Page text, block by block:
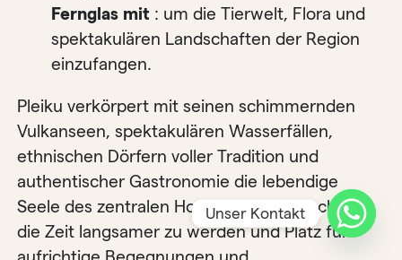
Fernglas mit : um die Tierwelt, Flora und
spektakulären Landschaften der Region
einzufangen.
Pleiku verkörpert mit seinen schimmernden
Vulkanseen, spektakulären Wasserfällen,
ethnischen Dörfern voller Tradition und
authentischer Gastronomie die lebendige
Seele des zentralen Hochlandes. Hier scheint
die Zeit langsamer zu werden und Platz für
Unser Kontakt